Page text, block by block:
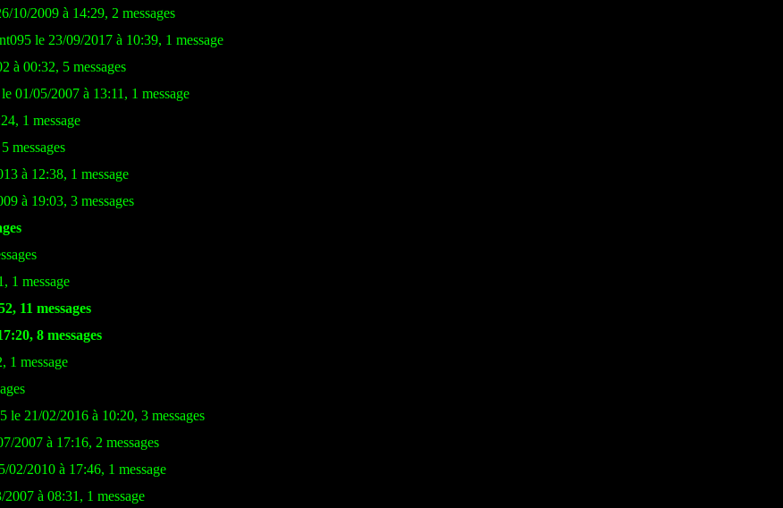
10/2009 à 14:29, 2 messages
le 23/09/2017 à 10:39, 1 message
à 00:32, 5 messages
01/05/2007 à 13:11, 1 message
1 message
messages
à 12:38, 1 message
à 19:03, 3 messages
1 message
11 messages
8 messages
1 message
le 21/02/2016 à 10:20, 3 messages
2007 à 17:16, 2 messages
2010 à 17:46, 1 message
à 08:31, 1 message